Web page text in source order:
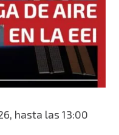
hasta las 13:00